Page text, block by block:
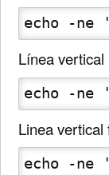
echo -ne
Línea
echo -ne
Linea vertical
echo -ne